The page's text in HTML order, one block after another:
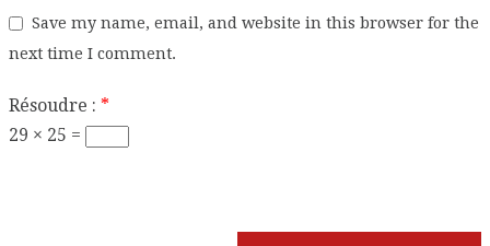
Save my name, email, and website in this browser for the
next time I comment.
Résoudre : *
29 × 25 =